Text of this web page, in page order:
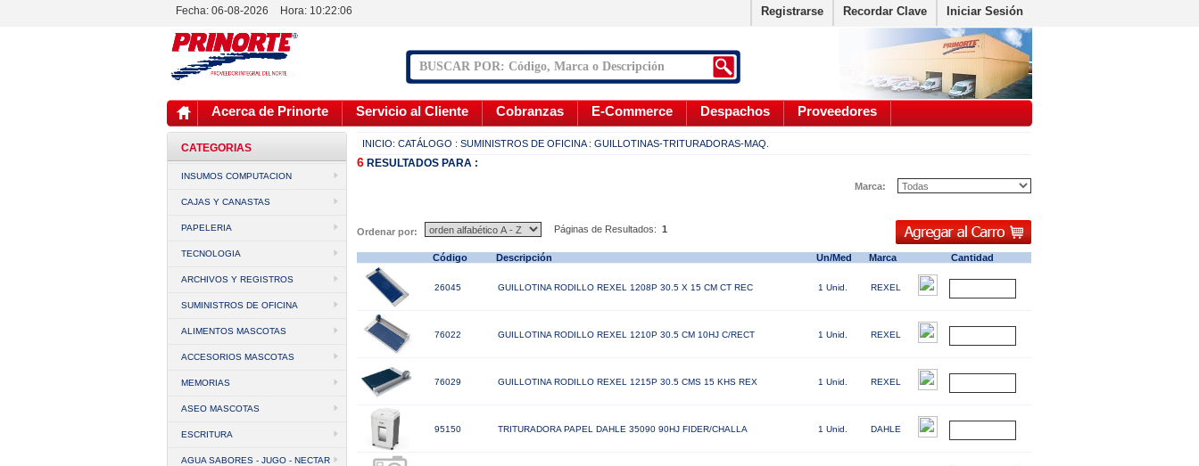
Fecha: 06-08-2026 Hora: 10:22:06 Registrarse Recordar Clave Iniciar Sesión
Acerca de Prinorte Servicio al Cliente Cobranzas E-Commerce Despachos Proveedores
CATEGORIAS
INSUMOS COMPUTACION
CAJAS Y CANASTAS
PAPELERIA
TECNOLOGIA
ARCHIVOS Y REGISTROS
SUMINISTROS DE OFICINA
ALIMENTOS MASCOTAS
ACCESORIOS MASCOTAS
MEMORIAS
ASEO MASCOTAS
ESCRITURA
AGUA SABORES - JUGO - NECTAR
INICIO: CATÁLOGO : SUMINISTROS DE OFICINA : GUILLOTINAS-TRITURADORAS-MAQ.
6 RESULTADOS PARA :
Marca:
Ordenar por: Páginas de Resultados:1
Código Descripción Un/Med Marca Cantidad
26045 GUILLOTINA RODILLO REXEL 1208P 30.5 X 15 CM CT REC 1 Unid. REXEL
76022 GUILLOTINA RODILLO REXEL 1210P 30.5 CM 10HJ C/RECT 1 Unid. REXEL
76029 GUILLOTINA RODILLO REXEL 1215P 30.5 CMS 15 KHS REX 1 Unid. REXEL
95150 TRITURADORA PAPEL DAHLE 35090 90HJ FIDER/CHALLA 1 Unid. DAHLE